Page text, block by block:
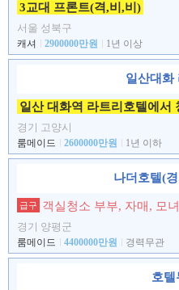
3교대 프론트(격,비,비)
서울 성북구
캐셔 2900000만원 1년 이상
일산대화
경기 고양시
룸메이드 2600000만원 1년 이하
나더호텔(
급구 객실청소 부부, 자매, 모
경기 양평군
룸메이드 4400000만원 경력무관
호텔